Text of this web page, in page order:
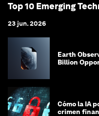
Top 10 Emerging
23 jun. 2026
Earth
Billion
Cómo la IA
crimen